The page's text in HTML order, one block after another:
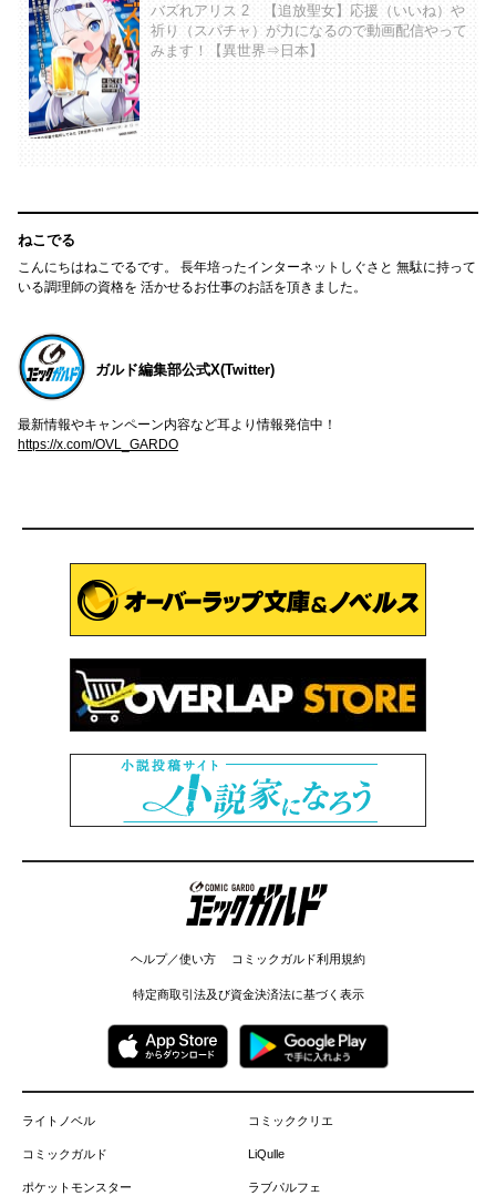
バズれアリス 2 【追放聖女】応援（いいね）や
祈り（スパチャ）が力になるので動画配信やって
みます！【異世界⇒日本】
ねこでる
こんにちはねこでるです。 長年培ったインターネットしぐさと 無駄に持って
いる調理師の資格を 活かせるお仕事のお話を頂きました。
ガルド編集部公式X(Twitter)
最新情報やキャンペーン内容など耳より情報発信中！
https://x.com/OVL_GARDO
コミックガルド
ヘルプ／使い方 コミックガルド利用規約
特定商取引法及び資金決済法に基づく表示
ライトノベル
コミックガルド
ポケットモンスター
コミッククリエ
LiQulle
ラブパルフェ